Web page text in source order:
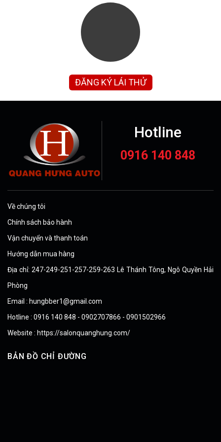
ĐĂNG KÝ LÁI THỬ
Hotline
0916 140 848
Về chúng tôi
Chính sách bảo hành
Vận chuyển và thanh toán
Hướng dẫn mua hàng
Địa chỉ: 247-249-251-257-259-263 Lê Thánh Tông, Ngô Quyền Hải
Phòng
Email : hungbber1@gmail.com
Hotline : 0916 140 848 - 0902707866 - 0901502966
Website : https://salonquanghung.com/
BẢN ĐỒ CHỈ ĐƯỜNG